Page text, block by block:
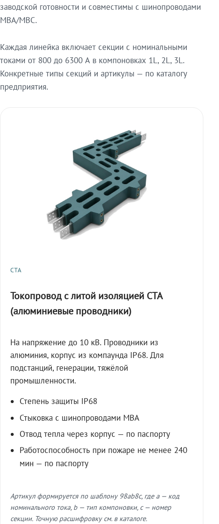
заводской готовности и совместимы с шинопроводами
МВА/МВС.
Каждая линейка включает секции с номинальными
токами от 800 до 6300 А в компоновках 1L, 2L, 3L.
Конкретные типы секций и артикулы — по каталогу
предприятия.
СТА
Токопровод с литой изоляцией СТА
(алюминиевые проводники)
На напряжение до 10 кВ. Проводники из
алюминия, корпус из компаунда IP68. Для
подстанций, генерации, тяжёлой
промышленности.
Степень защиты IP68
Стыковка с шинопроводами МВА
Отвод тепла через корпус — по паспорту
Работоспособность при пожаре не менее 240
мин — по паспорту
Артикул формируется по шаблону 98ab8c, где a — код
номинального тока, b — тип компоновки, c — номер
секции. Точную расшифровку см. в каталоге.